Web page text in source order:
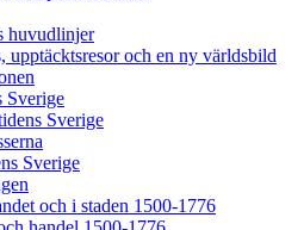
huvudlinjer
upptäcktsresor och en ny världsbild
Sverige
Sverige
Sverige
och i staden 1500-1776